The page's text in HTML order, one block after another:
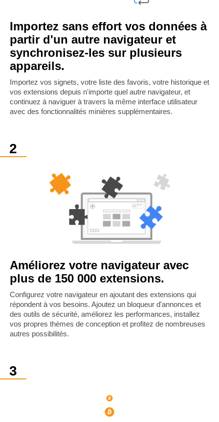
Importez sans effort vos données à
partir d'un autre navigateur et
synchronisez-les sur plusieurs
appareils.
Importez vos signets, votre liste des favoris, votre historique et
vos extensions depuis n'importe quel autre navigateur, et
continuez à naviguer à travers la même interface utilisateur
avec des fonctionnalités minières supplémentaires.
Améliorez votre navigateur avec
plus de 150 000 extensions.
Configurez votre navigateur en ajoutant des extensions qui
répondent à vos besoins. Ajoutez un bloqueur d'annonces et
des outils de sécurité, améliorez les performances, installez
vos propres thèmes de conception et profitez de nombreuses
autres possibilités.